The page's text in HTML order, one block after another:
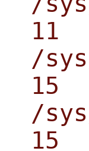
11
/
15
/
15